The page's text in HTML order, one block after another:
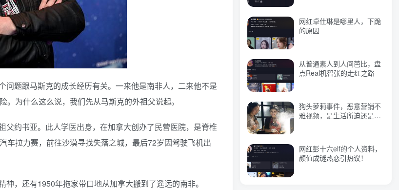
题跟马斯克的成长经历有关。一来他是南非人，二来他不是
为什么这么说，我们先从马斯克的外祖父说起。
约书亚。此人学医出身，在加拿大创办了民营医院，是脊椎
车拉力赛，前往沙漠寻找失落之城，最后72岁因驾驶飞机出
，还有1950年拖家带口地从加拿大搬到了遥远的南非。
视频(244) 抖音
引流(118) 课程(103) 变现(79)
创业 小红书(69)
流量(57) 电商
文案(46) 教程 (46) 闲鱼(40) 赚钱 (39)
微信 商业思维(39) 直播间(38)
热门文章
1 直播带货实操落地班，直播起号必备实操运营课，给方向，给方法，给步骤，能落地
2 全媒体网络营销黑科技9.0：从0到1玩转全网引流、成交、裂变、营销工具宝典
3 老衲·2023和老衲学万相台，​从原理到高级应用的系统万相台课程
网红卓仕琳是哪里人，下跪
的原因
从普通素人到人间芭比，盘
点Real机智张的走红之路
狗头萝莉事件，恶意营销不
雅视频，是生活所迫还是故
网红彭十六elf的个人资料，
颜值成谜热恋引热议！